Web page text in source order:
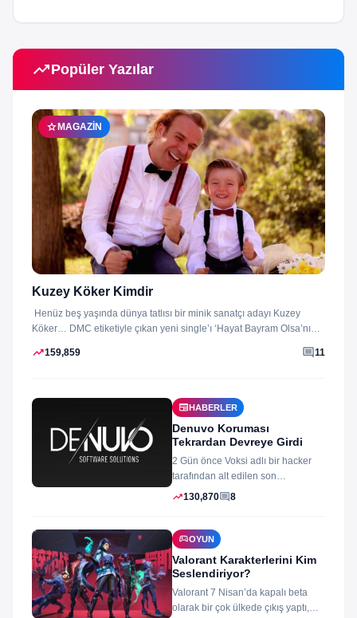
trending_upPopüler Yazılar
star MAGAZIN
Kuzey Köker Kimdir
Henüz beş yaşında dünya tatlısı bir minik sanatçı adayı Kuzey
Köker… DMC etiketiyle çıkan yeni single’ı ‘Hayat Bayram Olsa’nın
trending_up159,859 comment11
newspaperHABERLER
Denuvo Koruması
Tekrardan Devreye Girdi
2 Gün önce Voksi adlı bir hacker
tarafından alt edilen son
dönemlerin yıkılmaz korsan
trending_up130,870comment8
sports_esportsOYUN
Valorant Karakterlerini Kim
Seslendiriyor?
Valorant 7 Nisan’da kapalı beta
olarak bir çok ülkede çıkış yaptı,